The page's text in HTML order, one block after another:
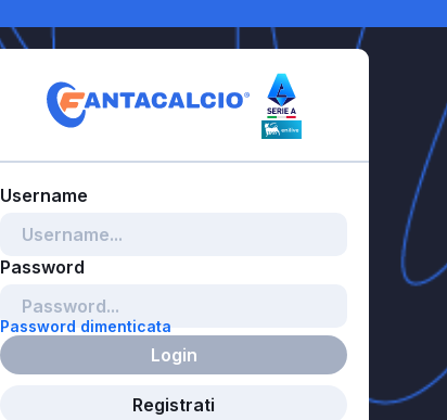
Password dimenticata
Login
Registrati